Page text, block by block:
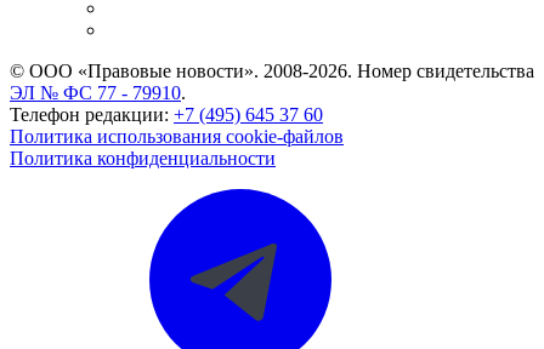
© ООО «Правовые новости». 2008-2026. Номер свидетельства
ЭЛ № ФС 77 - 79910.
Телефон редакции: +7 (495) 645 37 60
Политика использования cookie-файлов
Политика конфиденциальности